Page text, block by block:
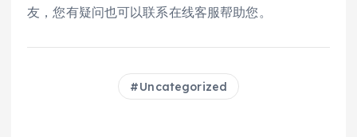
友，您有疑问也可以联系在线客服帮助您。
Uncategorized